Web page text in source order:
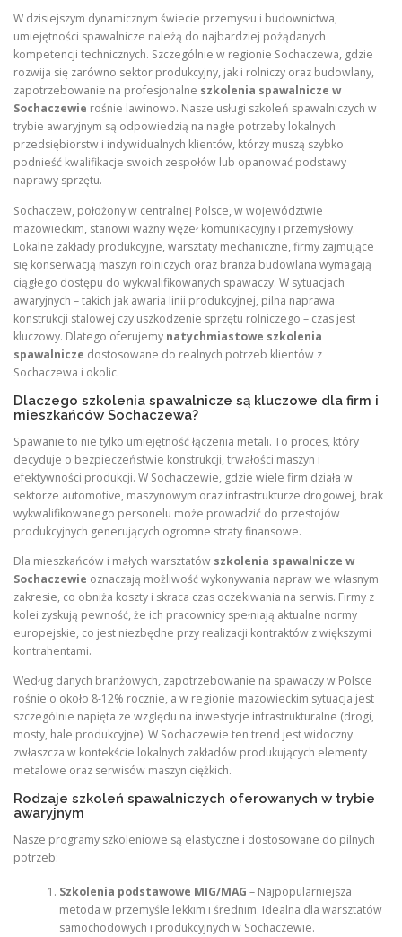
W dzisiejszym dynamicznym świecie przemysłu i budownictwa,
umiejętności spawalnicze należą do najbardziej pożądanych
kompetencji technicznych. Szczególnie w regionie Sochaczewa, gdzie
rozwija się zarówno sektor produkcyjny, jak i rolniczy oraz budowlany,
zapotrzebowanie na profesjonalne szkolenia spawalnicze w
Sochaczewie rośnie lawinowo. Nasze usługi szkoleń spawalniczych w
trybie awaryjnym są odpowiedzią na nagłe potrzeby lokalnych
przedsiębiorstw i indywidualnych klientów, którzy muszą szybko
podnieść kwalifikacje swoich zespołów lub opanować podstawy
naprawy sprzętu.
Sochaczew, położony w centralnej Polsce, w województwie
mazowieckim, stanowi ważny węzeł komunikacyjny i przemysłowy.
Lokalne zakłady produkcyjne, warsztaty mechaniczne, firmy zajmujące
się konserwacją maszyn rolniczych oraz branża budowlana wymagają
ciągłego dostępu do wykwalifikowanych spawaczy. W sytuacjach
awaryjnych – takich jak awaria linii produkcyjnej, pilna naprawa
konstrukcji stalowej czy uszkodzenie sprzętu rolniczego – czas jest
kluczowy. Dlatego oferujemy natychmiastowe szkolenia
spawalnicze dostosowane do realnych potrzeb klientów z
Sochaczewa i okolic.
Dlaczego szkolenia spawalnicze są kluczowe dla firm i
mieszkańców Sochaczewa?
Spawanie to nie tylko umiejętność łączenia metali. To proces, który
decyduje o bezpieczeństwie konstrukcji, trwałości maszyn i
efektywności produkcji. W Sochaczewie, gdzie wiele firm działa w
sektorze automotive, maszynowym oraz infrastrukturze drogowej, brak
wykwalifikowanego personelu może prowadzić do przestojów
produkcyjnych generujących ogromne straty finansowe.
Dla mieszkańców i małych warsztatów szkolenia spawalnicze w
Sochaczewie oznaczają możliwość wykonywania napraw we własnym
zakresie, co obniża koszty i skraca czas oczekiwania na serwis. Firmy z
kolei zyskują pewność, że ich pracownicy spełniają aktualne normy
europejskie, co jest niezbędne przy realizacji kontraktów z większymi
kontrahentami.
Według danych branżowych, zapotrzebowanie na spawaczy w Polsce
rośnie o około 8-12% rocznie, a w regionie mazowieckim sytuacja jest
szczególnie napięta ze względu na inwestycje infrastrukturalne (drogi,
mosty, hale produkcyjne). W Sochaczewie ten trend jest widoczny
zwłaszcza w kontekście lokalnych zakładów produkujących elementy
metalowe oraz serwisów maszyn ciężkich.
Rodzaje szkoleń spawalniczych oferowanych w trybie
awaryjnym
Nasze programy szkoleniowe są elastyczne i dostosowane do pilnych
potrzeb:
Szkolenia podstawowe MIG/MAG – Najpopularniejsza
metoda w przemyśle lekkim i średnim. Idealna dla warsztatów
samochodowych i produkcyjnych w Sochaczewie.